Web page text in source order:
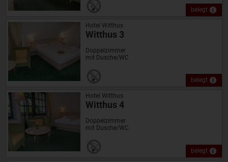
belegt
belegt
Hotel Witthus
Witthus 3
Doppelzimmer
mit Dusche/WC
belegt
Hotel Witthus
Witthus 4
Doppelzimmer
mit Dusche/WC